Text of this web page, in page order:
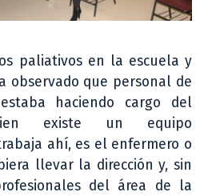
paliativos en la escuela y
observado que personal de
haciendo cargo del
existe un equipo
ahí, es el enfermero o
llevar la dirección y, sin
del área de la